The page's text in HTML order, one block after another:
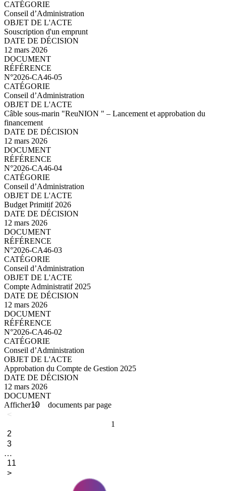
Conseil d’Administration
Souscription d'un emprunt
12 mars 2026
N°2026-CA46-05
Conseil d’Administration
Câble sous-marin "ReuNION " – Lancement et approbation du
financement
12 mars 2026
N°2026-CA46-04
Conseil d’Administration
Budget Primitif 2026
12 mars 2026
N°2026-CA46-03
Conseil d’Administration
Compte Administratif 2025
12 mars 2026
N°2026-CA46-02
Conseil d’Administration
Approbation du Compte de Gestion 2025
12 mars 2026
Afficher
documents par page
<
1
2
3
…
11
>